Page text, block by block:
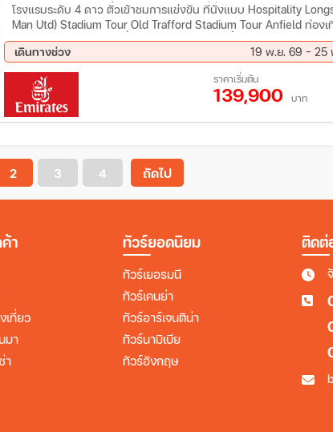
โรงแรมระดับ 4 ดาว ตั๋วเข้าชมการแข่งขัน ที่นั่งแบบ Hospitality
Man Utd) Stadium Tour Old Trafford Stadium Tour Anfield ท่อง
เมืองแมนเชสเตอร์ ท่องเที่ยวเมืองลิเวอร์พูล ช้อปปิ้ง Cheshire Oaks
เดินทางช่วง
19 พ.ย. 69 - 25
19 พ.ย. 69 - 25 พ.ย. 69
ราคาเริ่มต้น
139,900 บาท
2 3 4 ถัดไป
า
เที่ยว
มา
า
ทัวร์ยอดนิยม
ทัวร์เยอรมนี
ทัวร์เคนย่า
ทัวร์อาร์เจนติน่า
ทัวร์นามิเบีย
ทัวร์อังกฤษ
ติดต่